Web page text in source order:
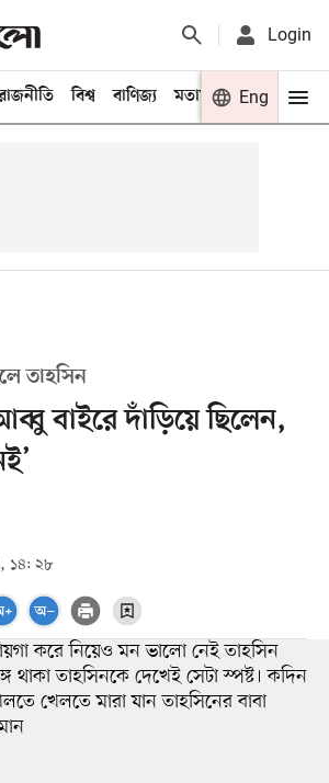
Login
বিশ্ব বাণিজ্য মতামত খেলা
Eng
তাহসিন
বাইরে দাঁড়িয়ে ছিলেন,
১৪: ২৮